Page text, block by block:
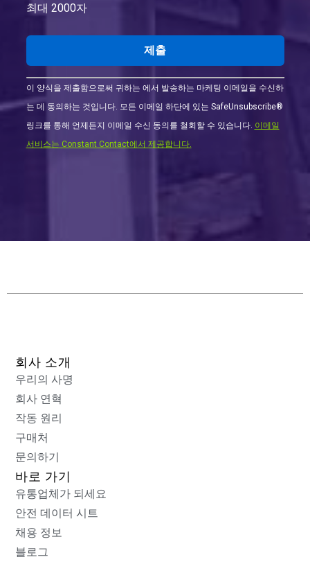
최대 2000자
Constant
Contact
사
용.
이 양식을 제출함으로써 귀하는 에서 발송하는 마케팅 이메일을 수신하
는 데 동의하는 것입니다. 모든 이메일 하단에 있는 SafeUnsubscribe®
링크를 통해 언제든지 이메일 수신 동의를 철회할 수 있습니다. 이메일
서비스는 Constant Contact에서 제공합니다.
회사 소개
우리의 사명
회사 연혁
작동 원리
구매처
문의하기
바로 가기
유통업체가 되세요
안전 데이터 시트
채용 정보
블로그